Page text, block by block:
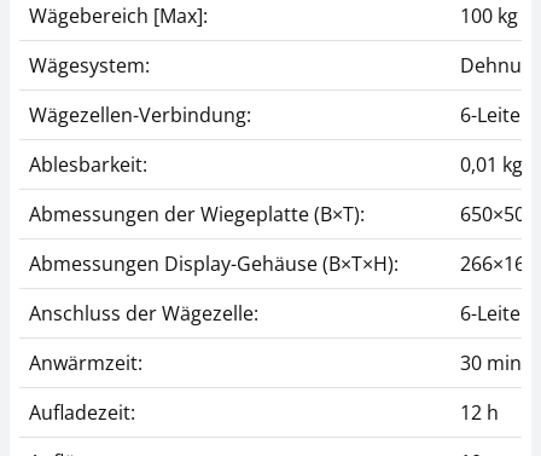
Wägebereich [Max]:
100 kg
Wägesystem:
Wägezellen-Verbindung:
6-Leiter
Ablesbarkeit:
0,01 kg
Abmessungen der Wiegeplatte (B×T):
Abmessungen Display-Gehäuse (B×T×H):
Anschluss der Wägezelle:
6-Leiter
Anwärmzeit:
30 min
Aufladezeit:
12 h